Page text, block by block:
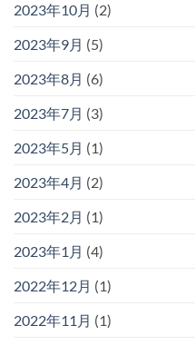
2023年10月 (2)
2023年9月 (5)
2023年8月 (6)
2023年7月 (3)
2023年5月 (1)
2023年4月 (2)
2023年2月 (1)
2023年1月 (4)
2022年12月 (1)
2022年11月 (1)